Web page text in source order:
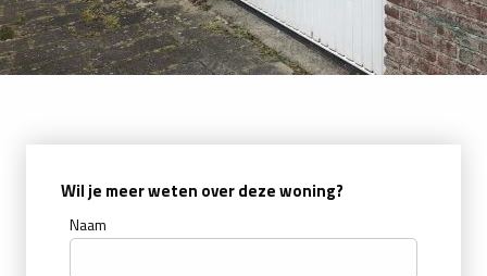
Wil je meer weten over deze woning?
Naam